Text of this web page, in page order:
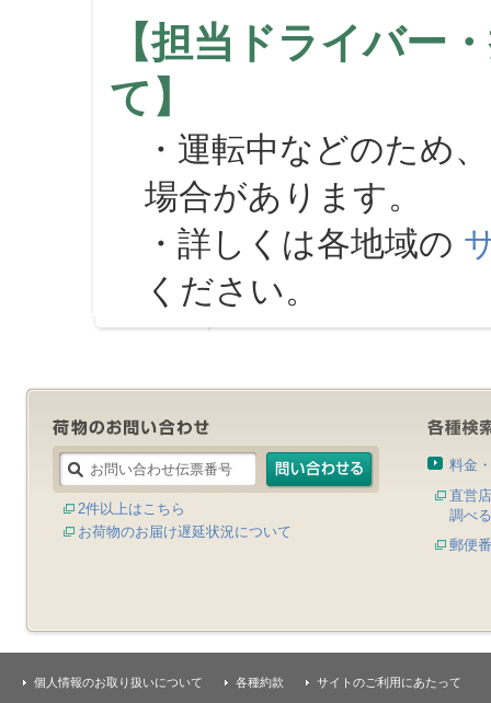
【担当ドライバー
て】
・運転中などのため
場合があります。
・詳しくは各地域の
ください。
2件以上はこちら
お荷物のお届け遅延状況について
料金
直営
調べる
郵便
個人情報のお取り扱いについて 各種約款 サイトのご利用にあたって